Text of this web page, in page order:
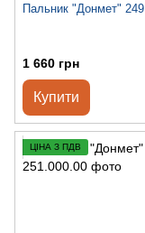
Пальник "Донмет" 249
1 660 грн
Купити
ЦІНА З ПДВ